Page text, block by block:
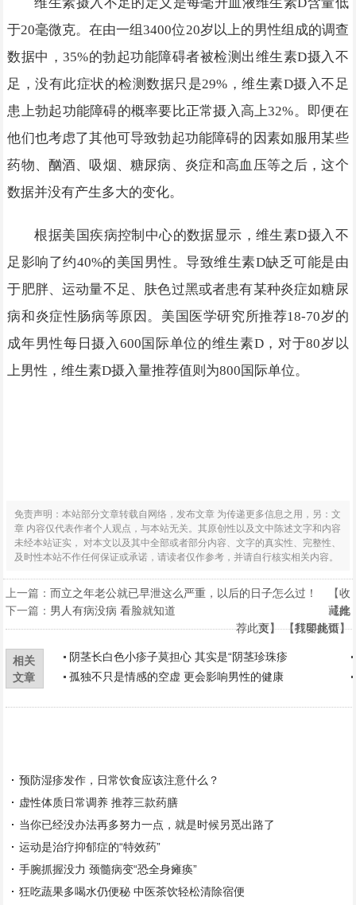
于20毫微克。在由一组3400位20岁以上的男性组成的调查
数据中，35%的勃起功能障碍者被检测出维生素D摄入不
足，没有此症状的检测数据只是29%，维生素D摄入不足
患上勃起功能障碍的概率要比正常摄入高上32%。即便在
他们也考虑了其他可导致勃起功能障碍的因素如服用某些
药物、酗酒、吸烟、糖尿病、炎症和高血压等之后，这个
数据并没有产生多大的变化。
根据美国疾病控制中心的数据显示，维生素D摄入不
足影响了约40%的美国男性。导致维生素D缺乏可能是由
于肥胖、运动量不足、肤色过黑或者患有某种炎症如糖尿
病和炎症性肠病等原因。美国医学研究所推荐18-70岁的
成年男性每日摄入600国际单位的维生素D，对于80岁以
上男性，维生素D摄入量推荐值则为800国际单位。
免责声明：本站部分文章转载自网络，发布文章 为传递更多信息之用，另：文
章 内容仅代表作者个人观点，与本站无关。其原创性以及文中陈述文字和内容
未经本站证实， 对本文以及其中全部或者部分内容、文字的真实性、完整性、
及时性本站不作任何保证或承诺，请读者仅作参考，并请自行核实相关内容。
上一篇：而立之年老公就已早泄这么严重，以后的日子怎么过！
下一篇： 男人有病没病 看脸就知道
【收
藏此
页】 【打印此页】
【推
荐此文】 【我要挑错】
相关
文章
阴茎长白色小疹子莫担心 其实是“阴茎珍珠疹
孤独不只是情感的空虚 更会影响男性的健康
预防湿疹发作，日常饮食应该注意什么？
虚性体质日常调养 推荐三款药膳
当你已经没办法再多努力一点，就是时候另觅出路了
运动是治疗抑郁症的“特效药”
手腕抓握没力 颈髓病变“恐全身瘫痪”
狂吃蔬果多喝水仍便秘 中医茶饮轻松清除宿便